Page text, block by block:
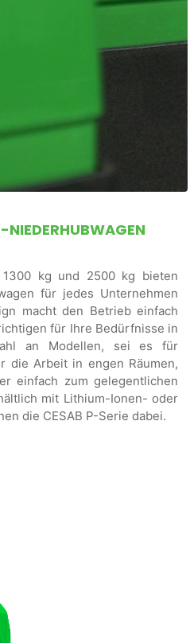
NIEDERHUBWAGEN
1300 kg und 2500 kg bieten
für jedes Unternehmen
macht den Betrieb einfach
für Ihre Bedürfnisse in
an Modellen, sei es für
die Arbeit in engen Räumen,
einfach zum gelegentlichen
mit Lithium-Ionen- oder
die CESAB P-Serie dabei.